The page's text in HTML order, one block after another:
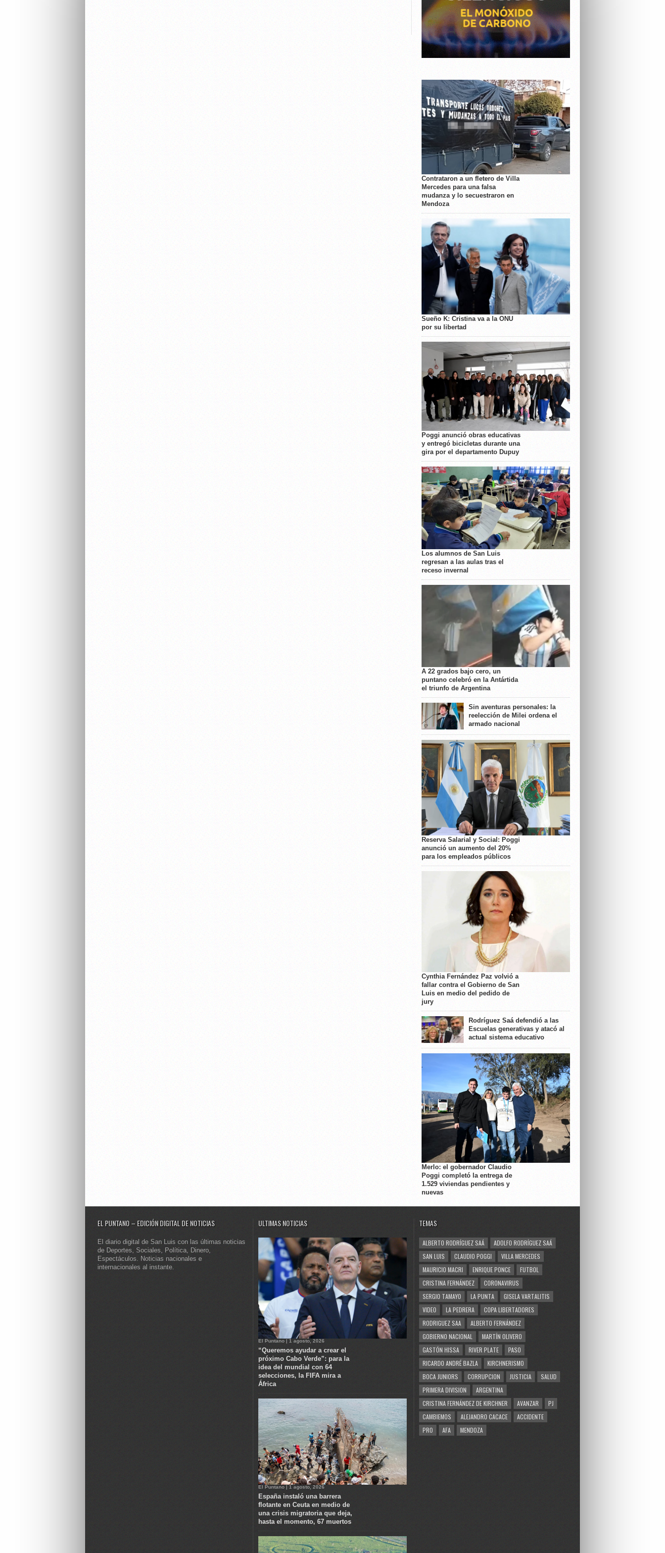
Contrataron a un fletero de Villa
Mercedes para una falsa
mudanza y lo secuestraron en
Mendoza
Sueño K: Cristina va a la ONU
por su libertad
Poggi anunció obras educativas
y entregó bicicletas durante una
gira por el departamento Dupuy
Los alumnos de San Luis
regresan a las aulas tras el
receso invernal
A 22 grados bajo cero, un
puntano celebró en la Antártida
el triunfo de Argentina
Sin aventuras personales: la
reelección de Milei ordena el
armado nacional
Reserva Salarial y Social: Poggi
anunció un aumento del 20%
para los empleados públicos
Cynthia Fernández Paz volvió a
fallar contra el Gobierno de San
Luis en medio del pedido de
jury
Rodríguez Saá defendió a las
Escuelas generativas y atacó al
actual sistema educativo
Merlo: el gobernador Claudio
Poggi completó la entrega de
1.529 viviendas pendientes y
nuevas
EL PUNTANO – EDICIÓN DIGITAL DE NOTICIAS
El diario digital de San Luis con las últimas noticias
de Deportes, Sociales, Política, Dinero,
Espectáculos. Noticias nacionales e
internacionales al instante.
ULTIMAS NOTICIAS
El Puntano | 1 agosto, 2026
“Queremos ayudar a crear el
próximo Cabo Verde”: para la
idea del mundial con 64
selecciones, la FIFA mira a
África
El Puntano | 1 agosto, 2026
España instaló una barrera
flotante en Ceuta en medio de
una crisis migratoria que deja,
hasta el momento, 67 muertos
TEMAS
ALBERTO RODRÍGUEZ SAÁ
ADOLFO RODRÍGUEZ SAÁ
SAN LUIS
CLAUDIO POGGI
VILLA MERCEDES
MAURICIO MACRI
ENRIQUE PONCE
FUTBOL
CRISTINA FERNÁNDEZ
CORONAVIRUS
SERGIO TAMAYO
LA PUNTA
GISELA VARTALITIS
VIDEO
LA PEDRERA
COPA LIBERTADORES
RODRIGUEZ SAA
ALBERTO FERNÁNDEZ
GOBIERNO NACIONAL
MARTÍN OLIVERO
GASTÓN HISSA
RIVER PLATE
PASO
RICARDO ANDRÉ BAZLA
KIRCHNERISMO
BOCA JUNIORS
CORRUPCION JUSTICIA
SALUD
PRIMERA DIVISION
ARGENTINA
CRISTINA FERNÁNDEZ DE KIRCHNER
AVANZAR
PJ
CAMBIEMOS
ALEJANDRO CACACE
ACCIDENTE
PRO
AFA MENDOZA